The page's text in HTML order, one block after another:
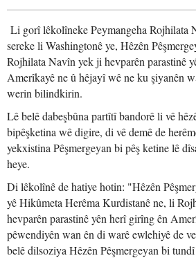
Li gorî lêkolîneke Peymangeha Rojhilata
sereke li Washingtonê ye, Hêzên
Rojhilata Navîn yek ji hevparên parastinê
Amerîkayê ne û hêjayî wê ne ku şiyanên
werin bilindkirin.
Lê belê dabeşbûna partîtî bandorê li vê
bipêşketina wê digire, di vê demê de
yekxistina Pêşmergeyan bi pêş ketine lê
heye.
Di lêkolînê de hatiye hotin: "Hêzên
yê Hikûmeta Herêma Kurdistanê ne, li
hevparên parastinê yên herî girîng ên
pêwendiyên wan ên di warê ewlehiyê de
belê dilsoziya Hêzên Pêşmergeyan bi